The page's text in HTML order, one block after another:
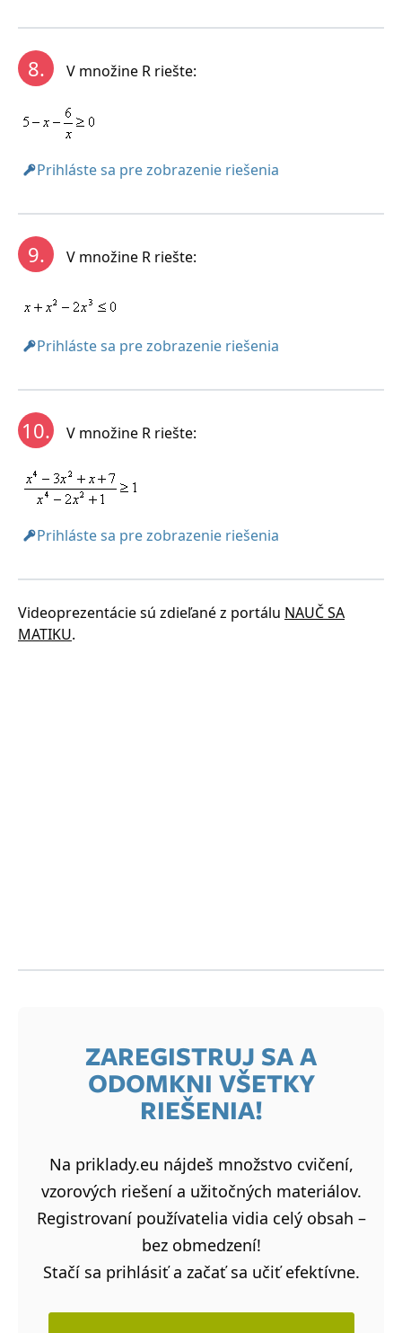
8. V množine R riešte:
Prihláste sa pre zobrazenie riešenia
9. V množine R riešte:
Prihláste sa pre zobrazenie riešenia
10. V množine R riešte:
Prihláste sa pre zobrazenie riešenia
Videoprezentácie sú zdieľané z portálu NAUČ SA
MATIKU.
ZAREGISTRUJ SA A
ODOMKNI VŠETKY
RIEŠENIA!
Na priklady.eu nájdeš množstvo cvičení,
vzorových riešení a užitočných materiálov.
Registrovaní používatelia vidia celý obsah –
bez obmedzení!
Stačí sa prihlásiť a začať sa učiť efektívne.